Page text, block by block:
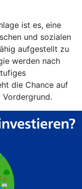
ist es, eine
und sozialen
aufgestellt zu
werden nach
die Chance auf